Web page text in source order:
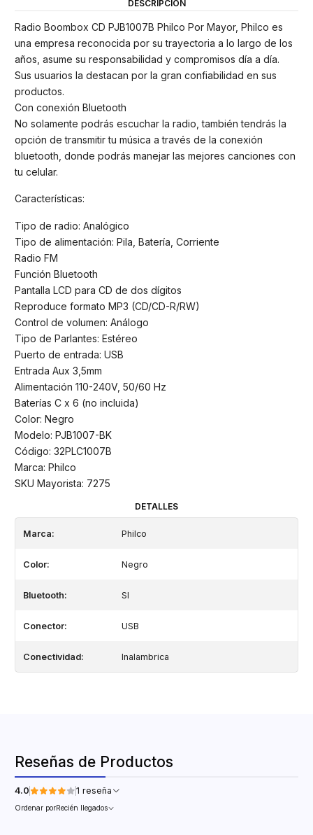
DESCRIPCIÓN
Radio Boombox CD PJB1007B Philco Por Mayor, Philco es
una empresa reconocida por su trayectoria a lo largo de los
años, asume su responsabilidad y compromisos día a día.
Sus usuarios la destacan por la gran confiabilidad en sus
productos.
Con conexión Bluetooth
No solamente podrás escuchar la radio, también tendrás la
opción de transmitir tu música a través de la conexión
bluetooth, donde podrás manejar las mejores canciones con
tu celular.
Características:
Tipo de radio: Analógico
Tipo de alimentación: Pila, Batería, Corriente
Radio FM
Función Bluetooth
Pantalla LCD para CD de dos dígitos
Reproduce formato MP3 (CD/CD-R/RW)
Control de volumen: Análogo
Tipo de Parlantes: Estéreo
Puerto de entrada: USB
Entrada Aux 3,5mm
Alimentación 110-240V, 50/60 Hz
Baterías C x 6 (no incluida)
Color: Negro
Modelo: PJB1007-BK
Código: 32PLC1007B
Marca: Philco
SKU Mayorista: 7275
DETALLES
Marca: Philco
Color: Negro
Bluetooth: SI
Conector: USB
Conectividad: Inalambrica
Reseñas de Productos
4.0 1 reseña
Ordenar porRecién llegados